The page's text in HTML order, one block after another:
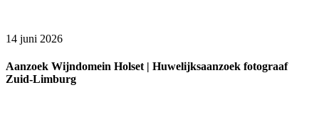
14 juni 2026
Aanzoek Wijndomein Holset | Huwelijksaanzoek fotograaf
Zuid-Limburg